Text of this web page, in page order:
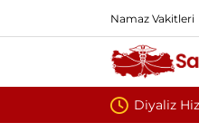
Namaz Vakitleri